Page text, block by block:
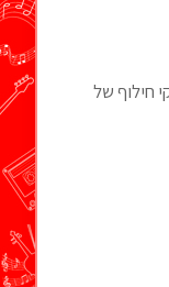
חילוף של